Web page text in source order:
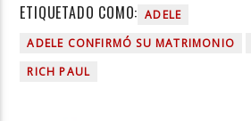
ETIQUETADO COMO: ADELE
ADELE CONFIRMÓ SU MATRIMONIO
RICH PAUL